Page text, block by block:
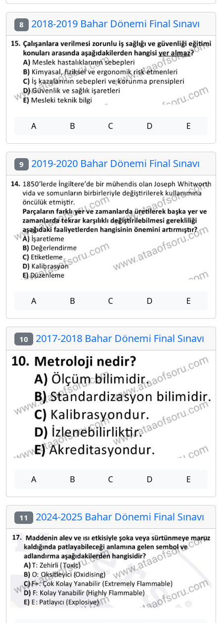
8 2018-2019 Bahar Dönemi Final Sınavı
A B C D E
9 2019-2020 Bahar Dönemi Final Sınavı
A B C D E
10 2017-2018 Bahar Dönemi Final Sınavı
A B C D E
11 2024-2025 Bahar Dönemi Final Sınavı